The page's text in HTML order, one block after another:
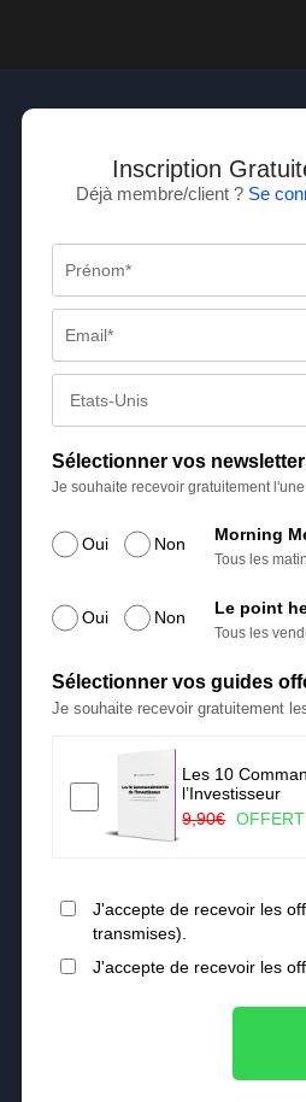
Inscription
Déjà membre/client ? Se
Sélectionner vos
Je souhaite recevoir gratuitement
Oui Non Morning
Tous les
Oui Non Le point
Tous les
Sélectionner vos guides
Je souhaite recevoir gratuitement
Les 10
l’Investisseur
9,90€ OFFERT
J'accepte de recevoir les
transmises).
J'accepte de recevoir les